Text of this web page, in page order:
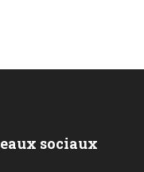
sociaux